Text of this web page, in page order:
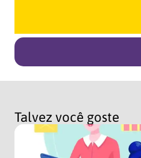
Talvez você goste